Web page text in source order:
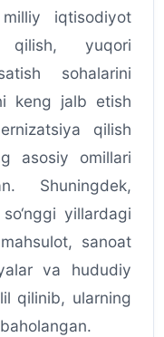
iqtisodiyot
qilish, yuqori
sohalarini
keng jalb etish
qilish
asosiy omillari
Shuningdek,
yillardagi
sanoat
va hududiy
qilinib, ularning